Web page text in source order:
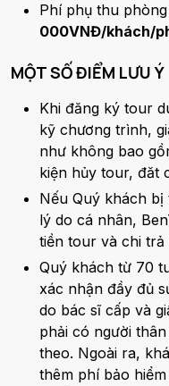
Phí phụ thu
000VNĐ/khách/
MỘT SỐ ĐIỂM LƯU Ý
Khi đăng ký tour
kỹ chương trình,
như không bao
kiện hủy tour, đăt
Nếu Quý khách
lý do cá nhân,
tiền tour và chi
Quý khách từ 70
xác nhận đầy đủ
do bác sĩ cấp và
phải có người
theo. Ngoài ra,
thêm phí bảo